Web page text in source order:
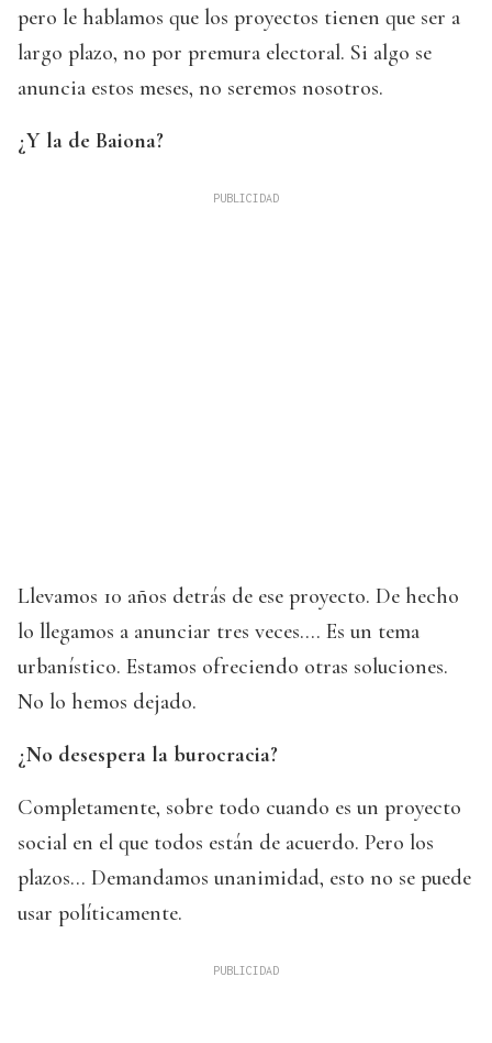
pero le hablamos que los proyectos tienen que ser a
largo plazo, no por premura electoral. Si algo se
anuncia estos meses, no seremos nosotros.
¿Y la de Baiona?
Llevamos 10 años detrás de ese proyecto. De hecho
lo llegamos a anunciar tres veces.... Es un tema
urbanístico. Estamos ofreciendo otras soluciones.
No lo hemos dejado.
¿No desespera la burocracia?
Completamente, sobre todo cuando es un proyecto
social en el que todos están de acuerdo. Pero los
plazos... Demandamos unanimidad, esto no se puede
usar políticamente.